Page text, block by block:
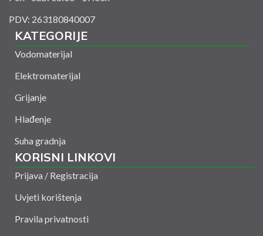
PDV: 263180840007
KATEGORIJE
Vodomaterijal
Elektromaterijal
Grijanje
Hlađenje
Suha gradnja
KORISNI LINKOVI
Prijava / Registracija
Uvjeti korištenja
Pravila privatnosti